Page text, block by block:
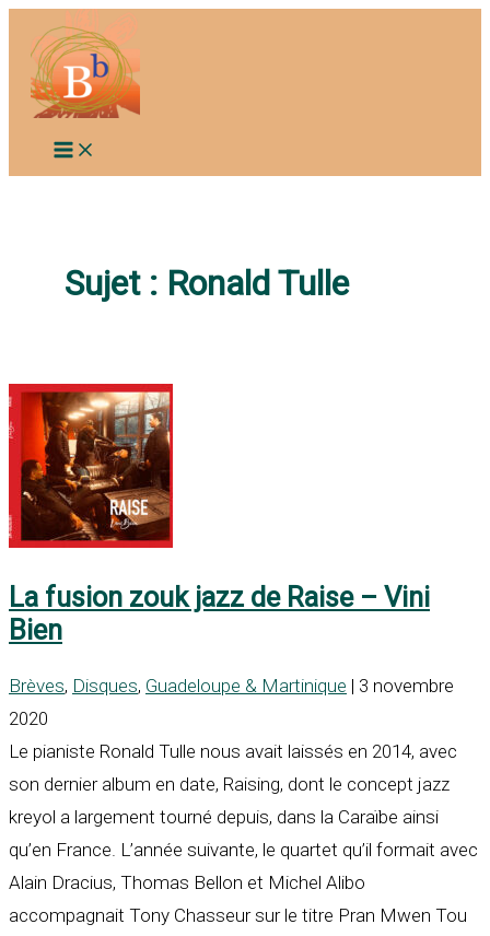
contenu
Sujet : Ronald Tulle
La fusion zouk jazz de Raise – Vini
Bien
Brèves, Disques, Guadeloupe & Martinique | 3 novembre
2020
Le pianiste Ronald Tulle nous avait laissés en 2014, avec
son dernier album en date, Raising, dont le concept jazz
kreyol a largement tourné depuis, dans la Caraïbe ainsi
qu’en France. L’année suivante, le quartet qu’il formait avec
Alain Dracius, Thomas Bellon et Michel Alibo
accompagnait Tony Chasseur sur le titre Pran Mwen Tou